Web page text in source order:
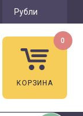
Рубли
КОРЗИНА
0